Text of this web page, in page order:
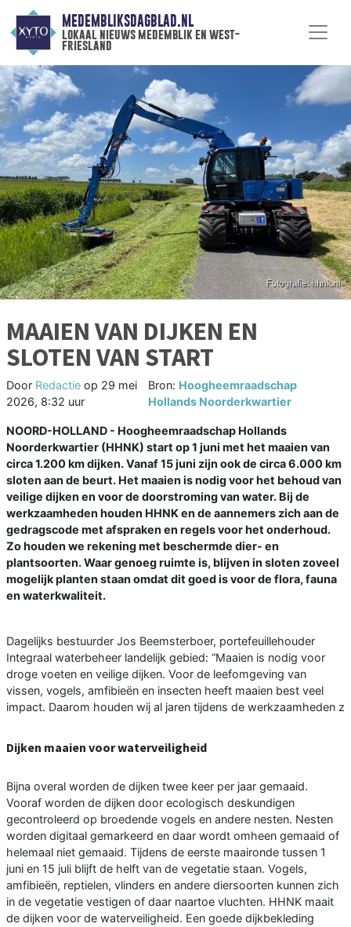
MEDEMBLIKSDAGBLAD.NL
lokaal nieuws medemblik en west-
friesland
MAAIEN VAN DIJKEN EN
SLOTEN VAN START
Door Redactie op 29 mei
2026, 8:32 uur
Bron: Hoogheemraadschap
Hollands Noorderkwartier
NOORD-HOLLAND - Hoogheemraadschap Hollands
Noorderkwartier (HHNK) start op 1 juni met het maaien van
circa 1.200 km dijken. Vanaf 15 juni zijn ook de circa 6.000 km
sloten aan de beurt. Het maaien is nodig voor het behoud van
veilige dijken en voor de doorstroming van water. Bij de
werkzaamheden houden HHNK en de aannemers zich aan de
gedragscode met afspraken en regels voor het onderhoud.
Zo houden we rekening met beschermde dier- en
plantsoorten. Waar genoeg ruimte is, blijven in sloten zoveel
mogelijk planten staan omdat dit goed is voor de flora, fauna
en waterkwaliteit.
Dagelijks bestuurder Jos Beemsterboer, portefeuillehouder
Integraal waterbeheer landelijk gebied: “Maaien is nodig voor
droge voeten en veilige dijken. Voor de leefomgeving van
vissen, vogels, amfibieën en insecten heeft maaien best veel
impact. Daarom houden wij al jaren tijdens de werkzaamheden z
Dijken maaien voor waterveiligheid
Bijna overal worden de dijken twee keer per jaar gemaaid.
Vooraf worden de dijken door ecologisch deskundigen
gecontroleerd op broedende vogels en andere nesten. Nesten
worden digitaal gemarkeerd en daar wordt omheen gemaaid of
helemaal niet gemaaid. Tijdens de eerste maaironde tussen 1
juni en 15 juli blijft de helft van de vegetatie staan. Vogels,
amfibieën, reptielen, vlinders en andere diersoorten kunnen zich
in de vegetatie vestigen of daar naartoe vluchten. HHNK maait
de dijken voor de waterveiligheid. Een goede dijkbekleding